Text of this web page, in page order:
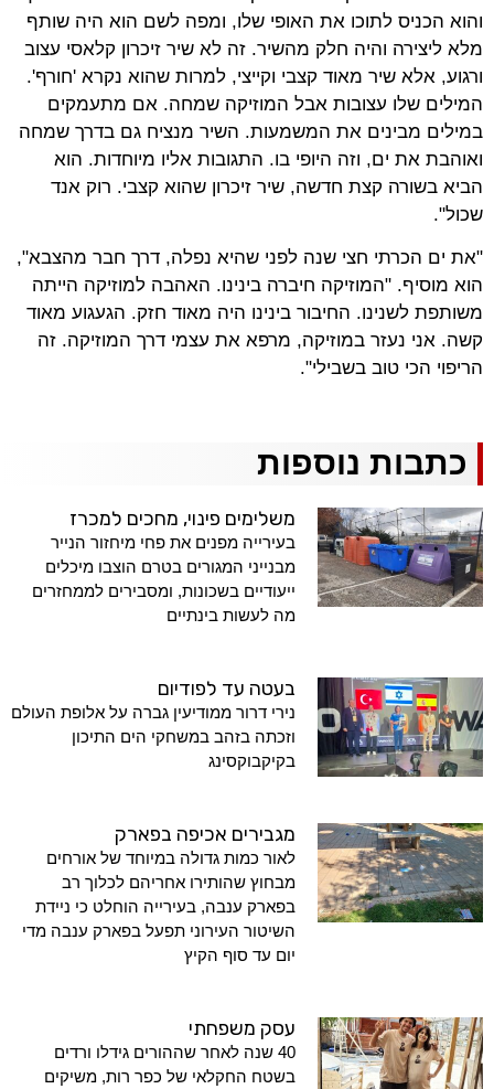
והוא הכניס לתוכו את האופי שלו, ומפה לשם הוא היה שותף
מלא ליצירה והיה חלק מהשיר. זה לא שיר זיכרון קלאסי עצוב
ורגוע, אלא שיר מאוד קצבי וקייצי, למרות שהוא נקרא 'חורף'.
המילים שלו עצובות אבל המוזיקה שמחה. אם מתעמקים
במילים מבינים את המשמעות. השיר מנציח גם בדרך שמחה
ואוהבת את ים, וזה היופי בו. התגובות אליו מיוחדות. הוא
הביא בשורה קצת חדשה, שיר זיכרון שהוא קצבי. רוק אנד
שכול".
"את ים הכרתי חצי שנה לפני שהיא נפלה, דרך חבר מהצבא",
הוא מוסיף. "המוזיקה חיברה בינינו. האהבה למוזיקה הייתה
משותפת לשנינו. החיבור בינינו היה מאוד חזק. הגעגוע מאוד
קשה. אני נעזר במוזיקה, מרפא את עצמי דרך המוזיקה. זה
הריפוי הכי טוב בשבילי".
כתבות נוספות
משלימים פינוי, מחכים למכרז
בעירייה מפנים את פחי מיחזור הנייר
מבנייני המגורים בטרם הוצבו מיכלים
ייעודיים בשכונות, ומסבירים לממחזרים
מה לעשות בינתיים
בעטה עד לפודיום
נירי דרור ממודיעין גברה על אלופת העולם
וזכתה בזהב במשחקי הים התיכון
בקיקבוקסינג
מגבירים אכיפה בפארק
לאור כמות גדולה במיוחד של אורחים
מבחוץ שהותירו אחריהם לכלוך רב
בפארק ענבה, בעירייה הוחלט כי ניידת
השיטור העירוני תפעל בפארק ענבה מדי
יום עד סוף הקיץ
עסק משפחתי
40 שנה לאחר שההורים גידלו ורדים
בשטח החקלאי של כפר רות, משיקים